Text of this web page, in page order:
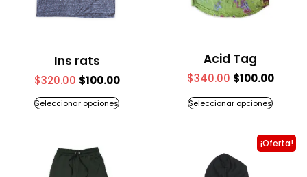
Ins rats
$320.00 $100.00
Seleccionar opciones
Acid Tag
$340.00 $100.00
Seleccionar opciones
¡Oferta!